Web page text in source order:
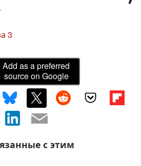
3
Add as a preferred
source on Google
с этим